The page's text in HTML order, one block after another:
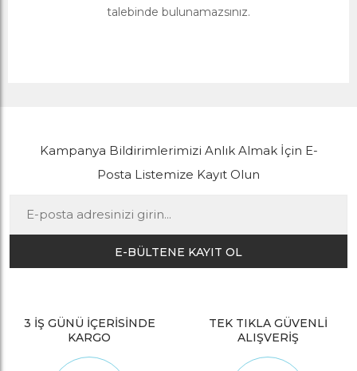
talebinde bulunamazsınız.
Kampanya Bildirimlerimizi Anlık Almak İçin E-
Posta Listemize Kayıt Olun
E-BÜLTENE KAYIT OL
3 İŞ GÜNÜ İÇERİSİNDE
KARGO
TEK TIKLA GÜVENLİ
ALIŞVERİŞ